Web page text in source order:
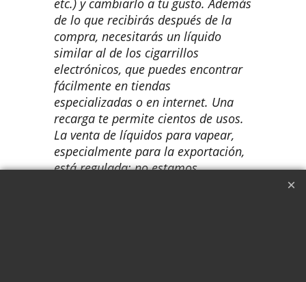
de lo que recibirás después de la
compra, necesitarás un líquido
similar al de los cigarrillos
electrónicos, que puedes encontrar
fácilmente en tiendas
especializadas o en internet. Una
recarga te permite cientos de usos.
La venta de líquidos para vapear,
especialmente para la exportación,
está regulada; no estamos